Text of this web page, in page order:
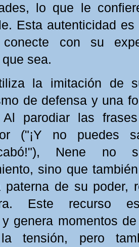
lo que le
Esta autenticidad
conecte con su
sea.
la imitación de
de defensa y una
Al parodiar las
("¡Y no
Nene no
sino que
paterna de su poder,
Este recurso es
genera momentos
tensión, pero